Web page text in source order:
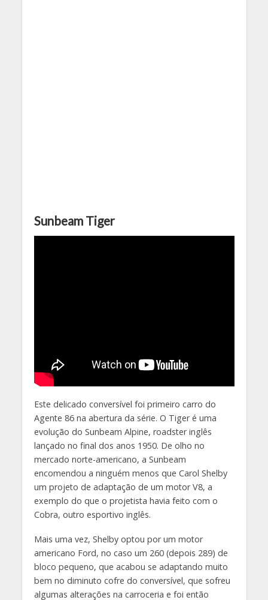
Sunbeam Tiger
Este delicado conversível foi primeiro carro do
Agente 86 na abertura da série. O Tiger é uma
evolução do Sunbeam Alpine, roadster inglês
lançado no final dos anos 1950. De olho no
mercado norte-americano, a Sunbeam
encomendou a ninguém menos que Carol Shelby
um projeto de adaptação de um motor V8, a
exemplo do que o projetista havia feito com o
Cobra, outro esportivo inglês.
Mais uma vez, Shelby optou por um motor
americano Ford, no caso um 260 (depois 289) de
bloco pequeno, que acabou se adaptando muito
bem no diminuto cofre do conversível, que sofreu
algumas alterações na carroceria e foi então